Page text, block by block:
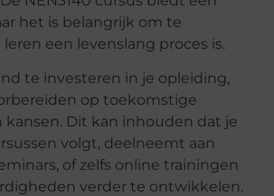
het is belangrijk om te
een levenslang proces is.
te investeren in je opleiding,
op toekomstige
Dit kan inhouden dat je
volgt, deelneemt aan
of zelfs online trainingen
verder te ontwikkelen.